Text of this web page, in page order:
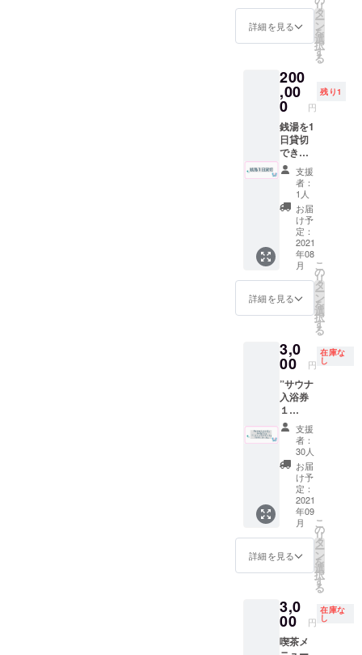
含む）
はでき
公序良
俗に反
する内
受け出
来かね
ます
【注
意】こ
ちらの
リター
ンは事
前協議
が必要
になり
ます。
CAMPF
IRE内の
DMへお
上、協
議済み
の方の
みご購
入いた
だけま
す。 内
容に
よって
は請求
書や領
収証の
発行が
可能で
す。 ※
メール
無しで
場合
や、購
入後に
協議と
ます。
※有効期
送は８
月中頃
を予定
してお
りま
す。 ※
送料は
プロ
ジェク
トオー
ナー負
担とな
りま
す。
サイズ
W４５
告ス
ペース
がW３
７０×H
７０と
なりま
す。 ※
ご希望
の内容
でお受
けでき
ないこ
ともご
ざいま
す。 ※
取り付
ける場
所(席)は
決めさ
せて頂
きま
す。 ※
取り付
けは11
月中を
予定し
ていま
す。 ※
公序良
俗に反
する広
告内容
や第三
者のお
名前は
す。
同じで
す。 男
性浴場
の鏡に
な広告
を入れ
る権利
です。
企業、
お店、
個人の
活動
（YouT
ubeや
SNS）
の宣伝
にお使
いくだ
さい。
初回
サービ
スとし
て、契
約期間
付けか
ら１年
間のと
ころ２
年間と
なりま
す。 鏡
サイズ
W４５
５×H３
３５
で、広
告ス
ペース
がW３
７０×H
７０と
の内容
でお受
けでき
ないこ
詳細を見る
リ
タ
ー
ン
を
選
択
す
る
200
,00
0 円
残り1
銭湯を1
日貸切
できる
権利で
す。 一
人でお
風呂に
１日入
るも良
し、動
画撮
影、イ
ベント
企画、
好きな
ことを
しょ
う！ ※
難しい
ことで
もなる
べく実
現でき
るよう
に協力
させて
頂きま
す ※有
効期
限
2022年
8月末 ※
定休日
頂きま
す。
【注
意】こ
支援
者：
1人
お届
け予
定：
2021
年08
月
詳細を見る
こ
の
リ
タ
ー
ン
を
選
択
す
る
3,0
00 円
在庫な
し
”サウナ
入浴券
１
枚”と”
てぬぐ
い”と”
ドリン
ク券１
枚”と"
ポスト
カー
ド"を同
封して
お送り
させて
頂きま
ドリン
ク券は
過去に
使用し
支援
者：
30人
お届
け予
定：
2021
年09
月
詳細を見る
こ
の
リ
タ
ー
ン
を
選
択
す
る
3,0
00 円
在庫な
し
喫茶メ